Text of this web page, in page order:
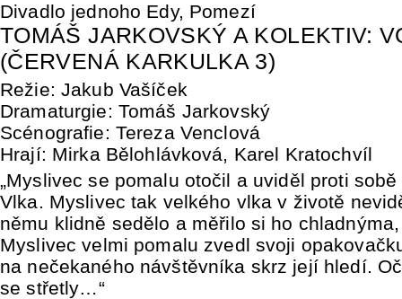
Divadlo jednoho Edy, Pomezí
TOMÁŠ JARKOVSKÝ A KOLEKTIV:
(ČERVENÁ KARKULKA 3)
Režie: Jakub Vašíček
Dramaturgie: Tomáš Jarkovský
Scénografie: Tereza Venclová
Hrají: Mirka Bělohlávková, Karel Kratochvíl
„Myslivec se pomalu otočil a uviděl proti
Vlka. Myslivec tak velkého vlka v životě
němu klidně sedělo a měřilo si ho
Myslivec velmi pomalu zvedl svoji
na nečekaného návštěvníka skrz její hledí.
se střetly…“